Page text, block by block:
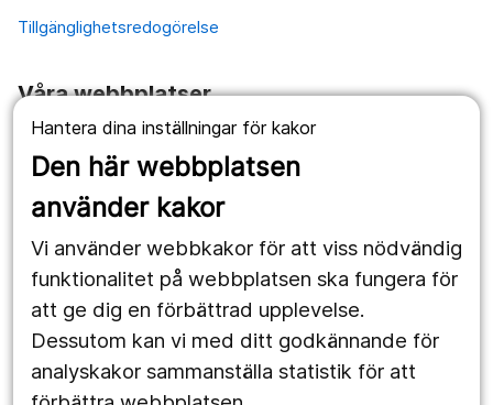
Hantera dina inställningar för kakor
Den här webbplatsen
använder kakor
Vi använder webbkakor för att viss nödvändig
funktionalitet på webbplatsen ska fungera för
att ge dig en förbättrad upplevelse.
Dessutom kan vi med ditt godkännande för
analyskakor sammanställa statistik för att
Tillgänglighetsredogörelse
Våra webbplatser
1177.se
Länstrafiken
Utveckling
Följ oss
Facebook